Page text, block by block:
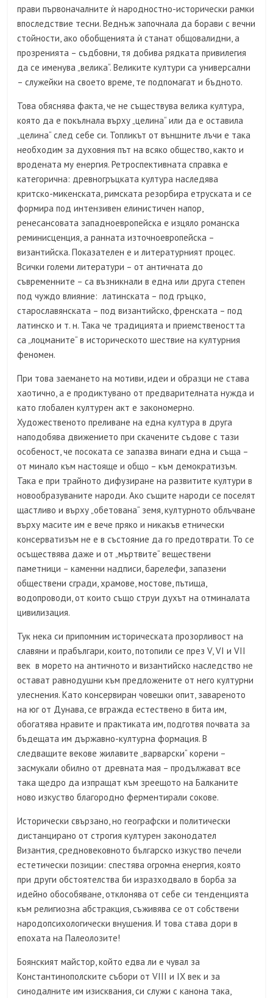
прави първоначалните ѝ народностно-исторически рамки
впоследствие тесни. Веднъж започнала да борави с вечни
стойности, ако обобщенията ѝ станат общовалидни, а
прозренията – съдбовни, тя добива рядката привилегия
да се именува „велика“. Великите култури са универсални
– служейки на своето време, те подпомагат и бъдното.
Това обяснява факта, че не съществува велика култура,
която да е покълнала върху „целина“ или да е оставила
„целина“ след себе си. Топликът от външните лъчи е така
необходим за духовния път на всяко общество, както и
вродената му енергия. Ретроспективната справка е
категорична: древногръцката култура наследява
критско-микенската, римската резорбира етруската и се
формира под интензивен елинистичен напор,
ренесансовата западноевропейска е изцяло романска
реминисценция, а ранната източноевропейска –
византийска. Показателен е и литературният процес.
Всички големи литератури – от античната до
съвременните – са възникнали в една или друга степен
под чуждо влияние: латинската – под гръцко,
старославянската – под византийско, френската – под
латинско и т. н. Така че традицията и приемствеността
са „лоцманите“ в историческото шествие на културния
феномен.
При това заемането на мотиви, идеи и образци не става
хаотично, а е продиктувано от предварителната нужда и
като глобален културен акт е закономерно.
Художественото преливане на една култура в друга
наподобява движението при скачените съдове с тази
особеност, че посоката се запазва винаги една и съща –
от минало към настояще и общо – към демократизъм.
Така е при трайното дифузиране на развитите култури в
новообразуваните народи. Ако същите народи се поселят
щастливо и върху „обетована“ земя, културното облъчване
върху масите им е вече пряко и никакъв етнически
консерватизъм не е в състояние да го предотврати. То се
осъществява даже и от „мъртвите“ веществени
паметници – каменни надписи, барелефи, запазени
обществени сгради, храмове, мостове, пътища,
водопроводи, от които също струи духът на отминалата
цивилизация.
Тук нека си припомним историческата прозорливост на
славяни и прабългари, които, потопили се през V, VI и VII
век в морето на античното и византийско наследство не
остават равнодушни към предложените от него културни
улеснения. Като консервиран човешки опит, завареното
на юг от Дунава, се вгражда естествено в бита им,
обогатява нравите и практиката им, подготвя почвата за
бъдещата им държавно-културна формация. В
следващите векове жилавите „варварски“ корени –
засмукали обилно от древната мая – продължават все
така щедро да изпращат към зреещото на Балканите
ново изкуство благородно ферментирали сокове.
Исторически свързано, но географски и политически
дистанцирано от строгия културен законодател
Византия, средновековното българско изкуство печели
естетически позиции: спестява огромна енергия, която
при други обстоятелства би изразходвало в борба за
идейно обособяване, отклонява от себе си тенденцията
към религиозна абстракция, съживява се от собствени
народопсихологически внушения. И това става дори в
епохата на Палеолозите!
Боянският майстор, който едва ли е чувал за
Константинополските събори от VIII и IX век и за
синодалните им изисквания, си служи с канона така,